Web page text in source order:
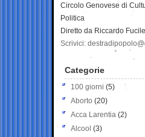
Circolo Genovese di
Politica
Diretto da Riccardo Fucile
Scrivici:
Categorie
100 giorni (5)
Aborto (20)
Acca Larentia (2)
Alcool (3)